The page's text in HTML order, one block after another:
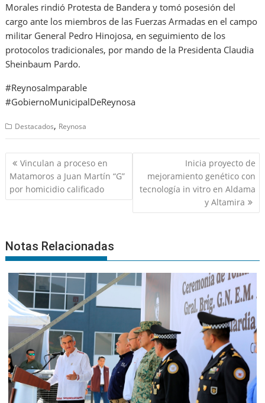
Morales rindió Protesta de Bandera y tomó posesión del
cargo ante los miembros de las Fuerzas Armadas en el campo
militar General Pedro Hinojosa, en seguimiento de los
protocolos tradicionales, por mando de la Presidenta Claudia
Sheinbaum Pardo.
#ReynosaImparable
#GobiernoMunicipalDeReynosa
Destacados, Reynosa
Navegación
de
entradas
Vinculan a proceso en
Matamoros a Juan Martín “G”
por homicidio calificado
Inicia proyecto de
mejoramiento genético con
tecnología in vitro en Aldama
y Altamira
Notas Relacionadas